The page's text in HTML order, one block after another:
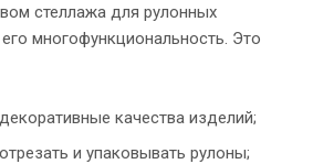
стеллажа для рулонных
многофункциональность. Это
качества изделий;
и упаковывать рулоны;